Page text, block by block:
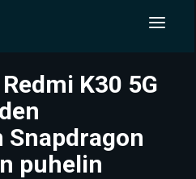
K30 5G
puhelin